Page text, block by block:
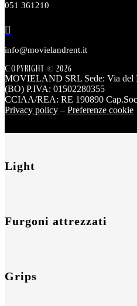
051 361210

info@movielandrent.it
Copyright © 2026
MOVIELAND SRL Sede: Via del
(BO) P.IVA: 01502280355
CCIAA/REA: RE 190890
Privacy policy – Preferenze cookie
Light
Furgoni attrezzati
Grips